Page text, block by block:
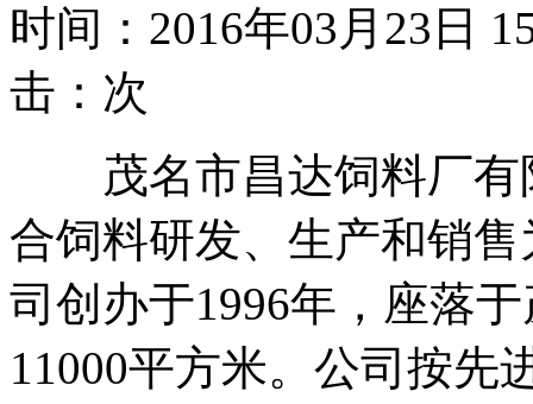
时间：2016年03月23
击： 次
茂名市昌达饲料厂有
合饲料研发、生产和销
司创办于1996年，座落
11000平方米。公司按先